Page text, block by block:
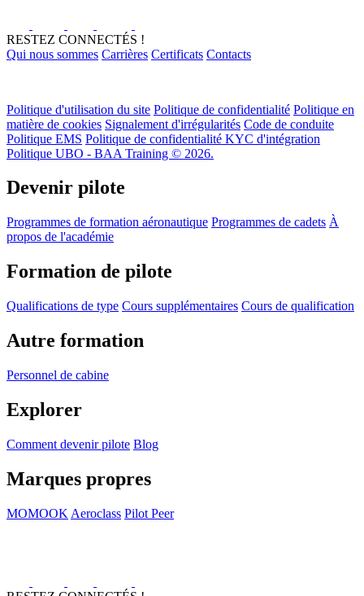
RESTEZ CONNECTÉS !
Qui nous sommes Carrières Certificats Contacts
Politique d'utilisation du site Politique de confidentialité Politique en
matière de cookies Signalement d'irrégularités Code de conduite
Politique EMS Politique de confidentialité KYC d'intégration
Politique UBO - BAA Training © 2026.
Devenir pilote
Programmes de formation aéronautique Programmes de cadets À
propos de l'académie
Formation de pilote
Qualifications de type Cours supplémentaires Cours de qualification
Autre formation
Personnel de cabine
Explorer
Comment devenir pilote Blog
Marques propres
MOMOOK Aeroclass Pilot Peer